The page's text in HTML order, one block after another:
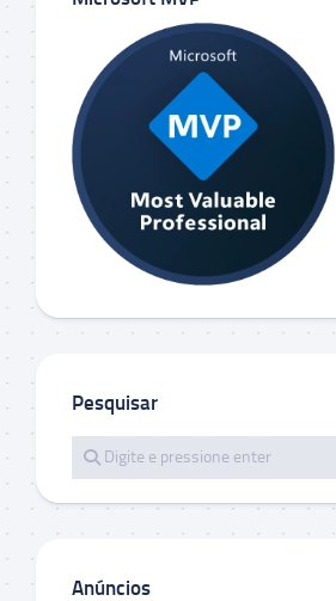
Pesquisar
Anúncios